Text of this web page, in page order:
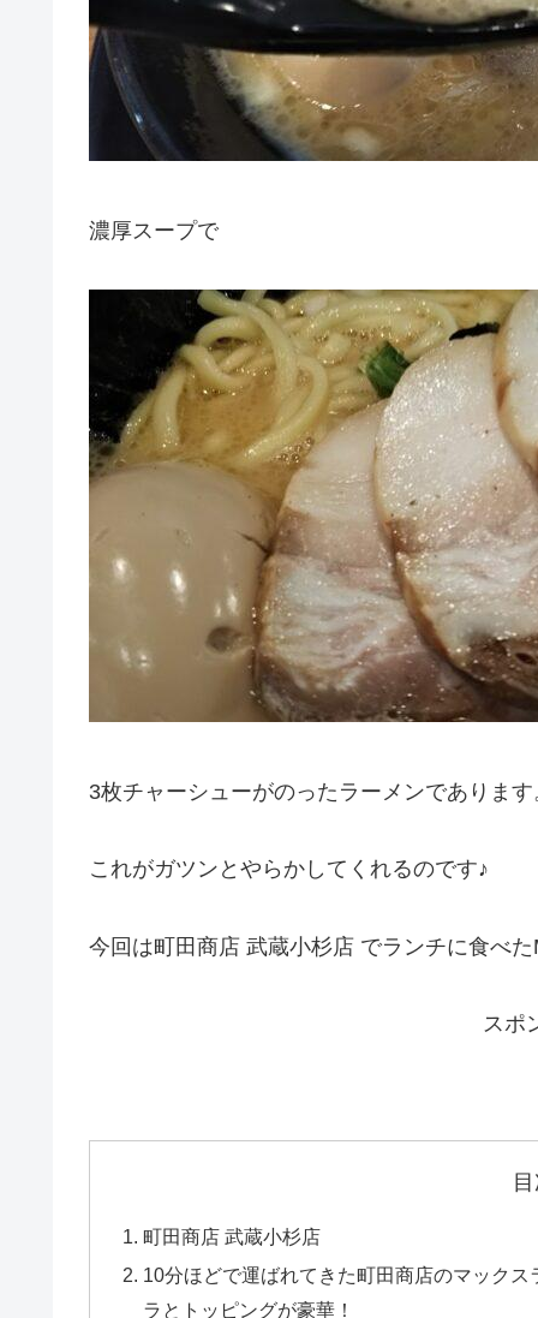
濃厚スープで
3枚チャーシューがのったラーメンであります
これがガツンとやらかしてくれるのです♪
今回は町田商店 武蔵小杉店 でランチに食べ
スポ
町田商店 武蔵小杉店
10分ほどで運ばれてきた町田商店のマック
ラとトッピングが豪華！